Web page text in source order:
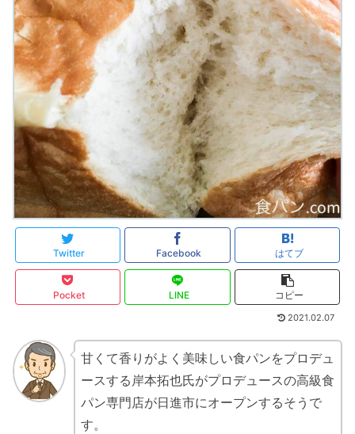
Twitter Facebook はてブ
Pocket LINE コピー
2021.02.07
甘くて香りがよく美味しい食パンをプロデュ
ースする岸本拓也氏がプロデュースの高級食
パン専門店が日進市にオープンするそうで
す。